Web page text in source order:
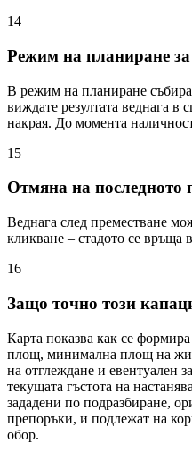
14
Режим на планиране
В режим на планиране
виждате резултата веднага в
накрая. До момента
15
Отмяна на последното
Веднага след преместване
кликване – стадото се връща
16
Защо точно този
Карта показва как се
площ, минимална площ на
на отглеждане и евентуален
текущата гъстота на
зададени по подразбиране,
препоръки, и подлежат на
обор.